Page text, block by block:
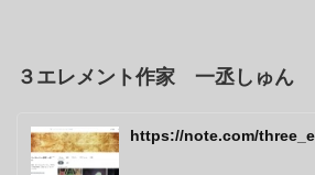
３エレメント作家 一丞しゅん
https://note.com/